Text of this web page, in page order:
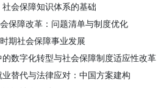
会保障知识体系的基础
保障改革：问题清单与制度优化
期社会保障事业发展
数字化转型与社会保障制度适应性改革
替代与法律应对：中国方案建构